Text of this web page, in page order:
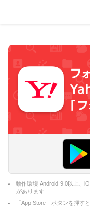
動作環境 Android 9.0以上、
があります
「App Store」ボタンを押す